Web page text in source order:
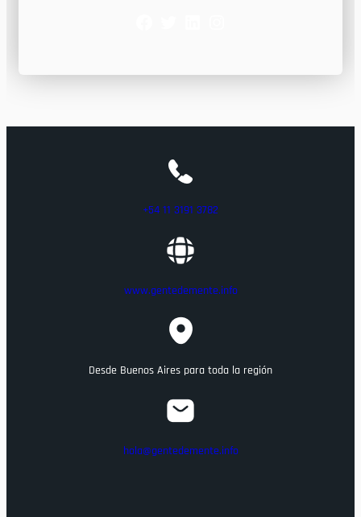
+54 11 3191 3782
www.gentedemente.info
Desde Buenos Aires para toda la región
hola@gentedemente.info